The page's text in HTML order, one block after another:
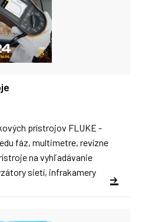
prístrojov FLUKE -
fáz, multimetre, revízne
na vyhľadávanie
sietí, infrakamery